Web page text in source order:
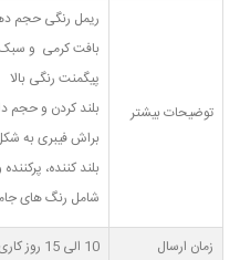
توضیحات بیشتر
ریمل رنگی حجم
بافت کرمی و
پیگمنت رنگی بالا
بلند کردن و حجم
براش فیبری به
بلند کننده،
شامل رنگ های
زمان ارسال 10 الی 15 روز کاری به دلیل به روز بودن تاریخ مصرف